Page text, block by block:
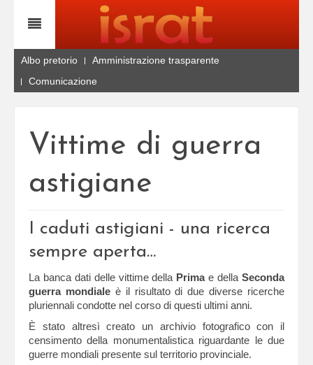
Albo pretorio
Amministrazione trasparente
Comunicazione
Vittime di guerra
astigiane
I caduti astigiani - una ricerca
sempre aperta…
La banca dati delle vittime della Primae dellaSeconda
guerra mondialeè il risultato di due diverse ricerche
pluriennali condotte nel corso di questi ultimi anni.
È stato altresì creato un archivio fotografico con il
censimento della monumentalistica riguardante le due
guerre mondiali presente sul territorio provinciale.